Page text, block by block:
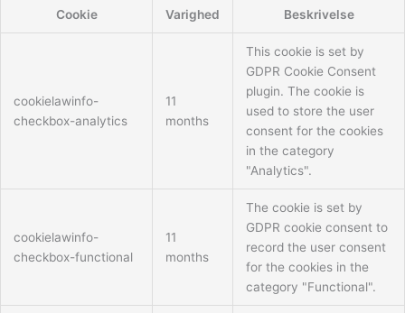
Cookie
Varighed Beskrivelse
cookielawinfo-
checkbox-analytics
11
months
This cookie is set by
GDPR Cookie Consent
plugin. The cookie is
used to store the user
consent for the cookies
in the category
"Analytics".
cookielawinfo-
checkbox-functional
11
months
The cookie is set by
GDPR cookie consent to
record the user consent
for the cookies in the
category "Functional".